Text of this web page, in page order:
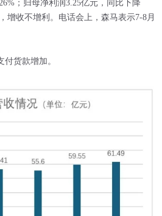
；归母净利润3.25亿元，同比下降
增收不增利。电话会上，森马表示7-8月
货款增加。